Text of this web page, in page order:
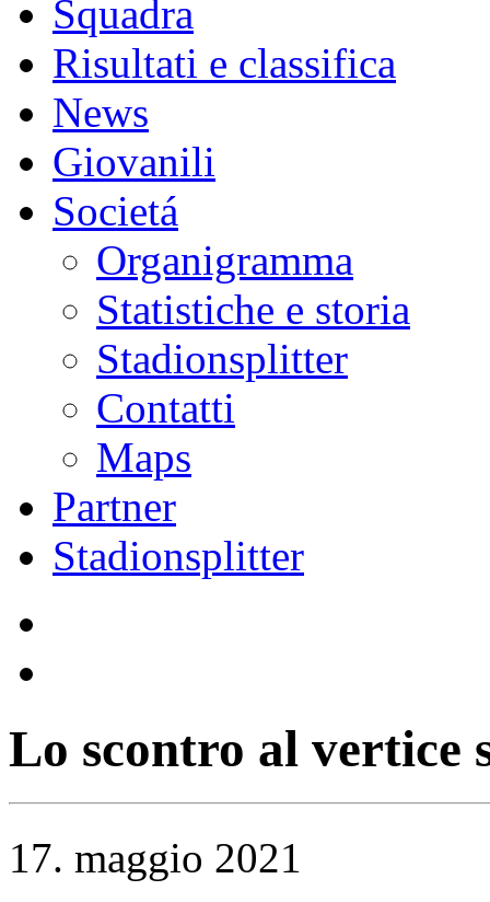
Squadra
Risultati e classifica
News
Giovanili
Societá
Organigramma
Statistiche e storia
Stadionsplitter
Contatti
Maps
Partner
Stadionsplitter
Lo scontro al vertice
17. maggio 2021